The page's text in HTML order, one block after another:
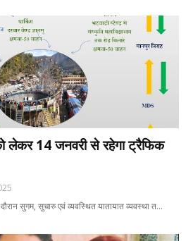
लेकर 14 जनवरी से रहेगा ट्रैफिक
सुगम, सुचारु एवं व्यवस्थित यातायात व्यवस्था त…